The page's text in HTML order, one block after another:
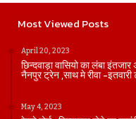
Most Viewed Posts
April 20, 2023
छिन्दवाड़ा वासियो का लंबा
नैनपुर ट्रेन ,साथ मे रीवा -इतवारी
May 4, 2023